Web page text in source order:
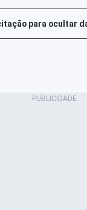
para ocultar